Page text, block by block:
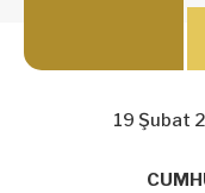
19 Şubat